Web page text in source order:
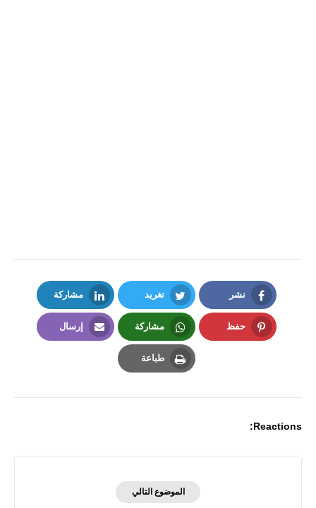
نشر
Facebook
تغريد
Twitter
مشاركة
LinkedIn
حفظ مشاركة
Whatsapp
إرسال
طباعة
Reactions:
الموضوع التالي